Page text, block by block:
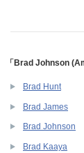
「Brad Johnson
Brad Hunt
Brad James
Brad Johnson
Brad Kaaya